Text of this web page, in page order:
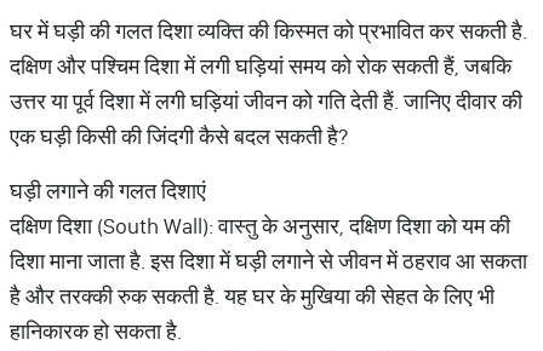
घर में घड़ी की गलत दिशा व्यक्ति की किस्मत को प्रभावित कर सकती है.
दक्षिण और पश्चिम दिशा में लगी घड़ियां समय को रोक सकती हैं, जबकि
उत्तर या पूर्व दिशा में लगी घड़ियां जीवन को गति देती हैं. जानिए दीवार की
एक घड़ी किसी की जिंदगी कैसे बदल सकती है?
घड़ी लगाने की गलत दिशाएं
दक्षिण दिशा (South Wall): वास्तु के अनुसार, दक्षिण दिशा को यम की
दिशा माना जाता है. इस दिशा में घड़ी लगाने से जीवन में ठहराव आ सकता
है और तरक्की रुक सकती है. यह घर के मुखिया की सेहत के लिए भी
हानिकारक हो सकता है.